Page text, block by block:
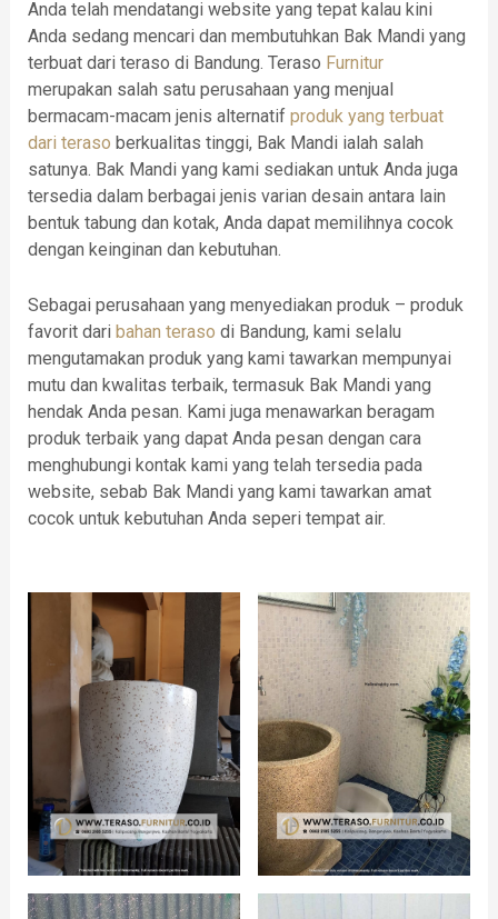
Anda telah mendatangi website yang tepat kalau kini
Anda sedang mencari dan membutuhkan Bak Mandi yang
terbuat dari teraso di Bandung. Teraso Furnitur
merupakan salah satu perusahaan yang menjual
bermacam-macam jenis alternatif produk yang terbuat
dari teraso berkualitas tinggi, Bak Mandi ialah salah
satunya. Bak Mandi yang kami sediakan untuk Anda juga
tersedia dalam berbagai jenis varian desain antara lain
bentuk tabung dan kotak, Anda dapat memilihnya cocok
dengan keinginan dan kebutuhan.
Sebagai perusahaan yang menyediakan produk – produk
favorit dari bahan teraso di Bandung, kami selalu
mengutamakan produk yang kami tawarkan mempunyai
mutu dan kwalitas terbaik, termasuk Bak Mandi yang
hendak Anda pesan. Kami juga menawarkan beragam
produk terbaik yang dapat Anda pesan dengan cara
menghubungi kontak kami yang telah tersedia pada
website, sebab Bak Mandi yang kami tawarkan amat
cocok untuk kebutuhan Anda seperi tempat air.